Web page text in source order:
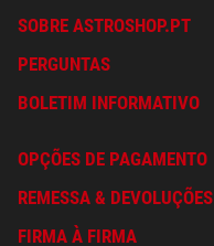
SOBRE ASTROSHOP.PT
PERGUNTAS
BOLETIM INFORMATIVO
OPÇÕES DE PAGAMENTO
REMESSA & DEVOLUÇÕES
FIRMA À FIRMA